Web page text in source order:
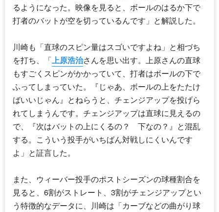
るようになった。映像を見ると、ボールのはるか下で
打者のバットが空を切っているんです」と解説した。
川崎も「直球のスピン量はスゴいですよね」と相づち
を打ち、「 上原浩治さんを思い出す。上原さんの直球
もすごくスピンがかかっていて、打者はボールの下で
ふってしまっていた。『じゃあ、ボールの上をたたけ
ばいいじゃん』とねらうと、チェンジアップを投げら
れてしまうんです。チェンジアップは直球に見えるの
で、『次はバットの上にくるの？ 下なの？』と混乱
する。こういう投手がいちばん対戦しにくいんです
よ」と証言した。
また、ウィーバー投手のポストシーズンの球種割合を
見ると、6割がストレート、3割がチェンジアップとい
う特徴的なデータに、川崎は「カーブなどの曲がり球